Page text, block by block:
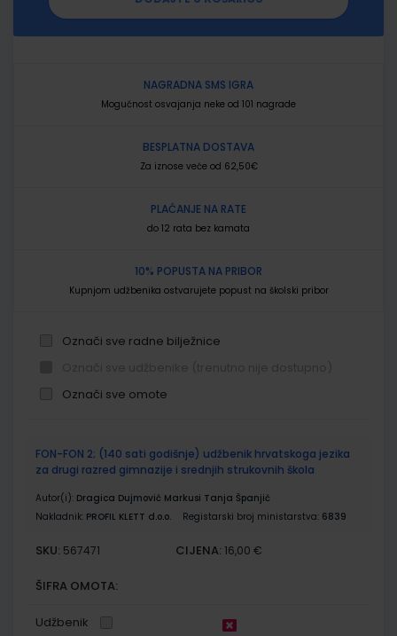
NAGRADNA SMS IGRA
Mogućnost osvajanja neke od 101 nagrade
BESPLATNA DOSTAVA
Za iznose veće od 62,50€
PLAĆANJE NA RATE
do 12 rata bez kamata
10% POPUSTA NA PRIBOR
Kupnjom udžbenika ostvarujete popust na školski pribor
Označi sve radne bilježnice
Označi sve omote
proizvodi
FON-FON 2; (140 sati godišnje) udžbenik hrvatskoga jezika
za drugi razred gimnazije i srednjih strukovnih škola
Autor(i): Dragica Dujmović Markusi Tanja Španjić
Nakladnik: PROFIL KLETT d.o.o. Registarski broj ministarstva: 6839
SKU: 567471 CIJENA: 16,00 €
ŠIFRA OMOTA:
Udžbenik